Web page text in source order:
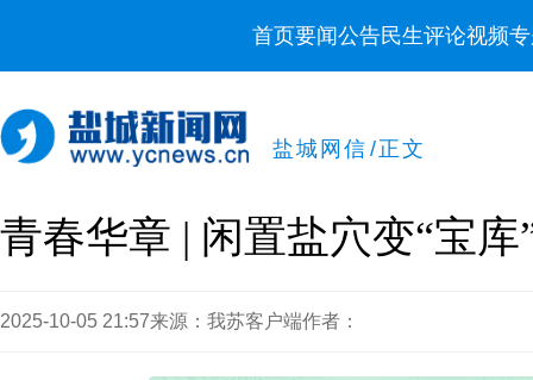
首页要闻公告民生评论视频
盐城网信 /正文
青春华章 | 闲置盐穴变“宝
2025-10-05 21:57来源：我苏客户端作者：